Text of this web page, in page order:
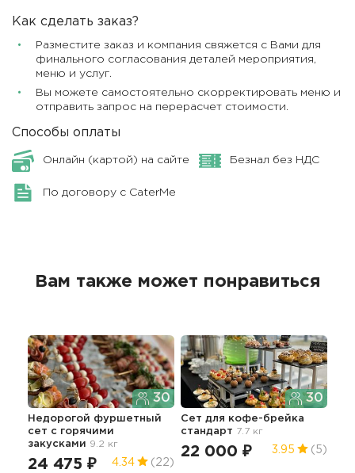
Как сделать заказ?
Разместите заказ и компания свяжется с Вами для
финального согласования деталей мероприятия,
меню и услуг.
Вы можете самостоятельно скорректировать меню и
отправить запрос на перерасчет стоимости.
Способы оплаты
Онлайн (картой) на сайте Безнал без НДС
По договору с CaterMe
Вам также может понравиться
30
Недорогой фуршетный
сет с горячими
закусками 9.2 кг
24 475 ₽ 4.34 (22)
30
Сет для кофе-брейка
стандарт 7.7 кг
22 000 ₽ 3.95 (5)